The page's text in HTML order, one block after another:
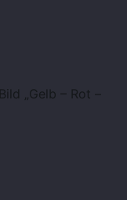
„Gelb – Rot –